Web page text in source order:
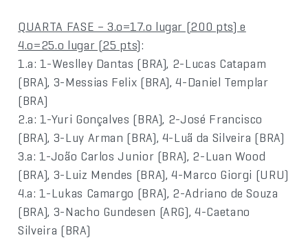
QUARTA FASE – 3.o=17.o lugar (200 pts) e
4.o=25.o lugar (25 pts):
1.a: 1-Weslley Dantas (BRA), 2-Lucas Catapam
(BRA), 3-Messias Felix (BRA), 4-Daniel Templar
(BRA)
2.a: 1-Yuri Gonçalves (BRA), 2-José Francisco
(BRA), 3-Luy Arman (BRA), 4-Luã da Silveira (BRA)
3.a: 1-João Carlos Junior (BRA), 2-Luan Wood
(BRA), 3-Luiz Mendes (BRA), 4-Marco Giorgi (URU)
4.a: 1-Lukas Camargo (BRA), 2-Adriano de Souza
(BRA), 3-Nacho Gundesen (ARG), 4-Caetano
Silveira (BRA)